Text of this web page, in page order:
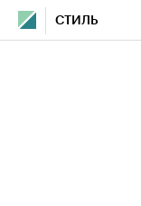
СТИЛЬ